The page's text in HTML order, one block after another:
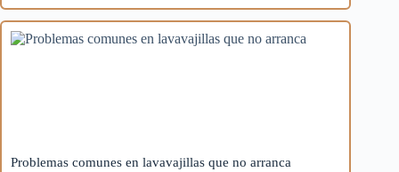
Problemas comunes en lavavajillas que no arranca